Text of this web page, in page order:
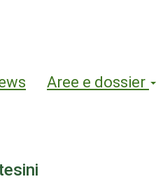
Aree e dossier